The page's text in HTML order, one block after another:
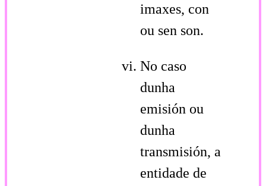
imaxes, con
ou sen son.
No caso
dunha
emisión ou
dunha
transmisión, a
entidade de